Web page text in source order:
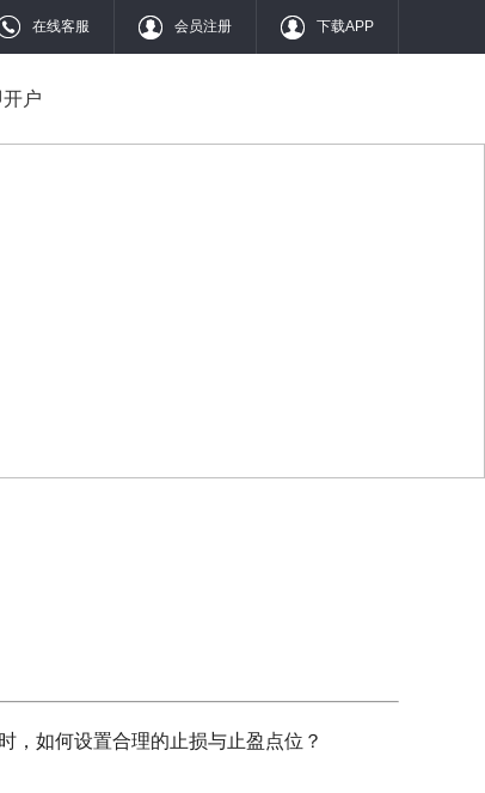
在线客服 会员注册 下载APP
户
，如何设置合理的止损与止盈点位？